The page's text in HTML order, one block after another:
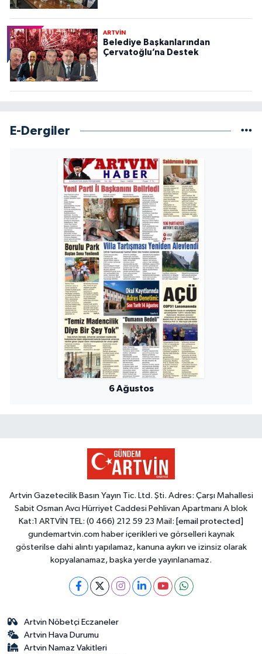
ARTVİN
Belediye Başkanlarından
Çervatoğlu’na Destek
E-Dergiler
6 Ağustos
Artvin Gazetecilik Basın Yayın Tic. Ltd. Şti. Adres: Çarşı Mahallesi
Sabit Osman Avcı Hürriyet Caddesi Pehlivan Apartmanı A blok
Kat:1 ARTVİN TEL: (0 466) 212 59 23 Mail: [email protected]
gundemartvin.com haber içerikleri ve görselleri kaynak
gösterilse dahi alıntı yapılamaz, kanuna aykırı ve izinsiz olarak
kopyalanamaz, başka yerde yayınlanamaz.
Artvin Nöbetçi Eczaneler
Artvin Hava Durumu
Artvin Namaz Vakitleri